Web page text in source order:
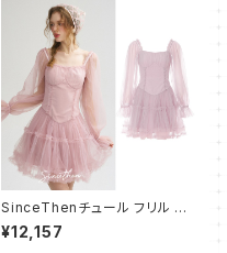
SinceThenチュール フリル テ
ィアードワンピース ショート丈
¥12,157